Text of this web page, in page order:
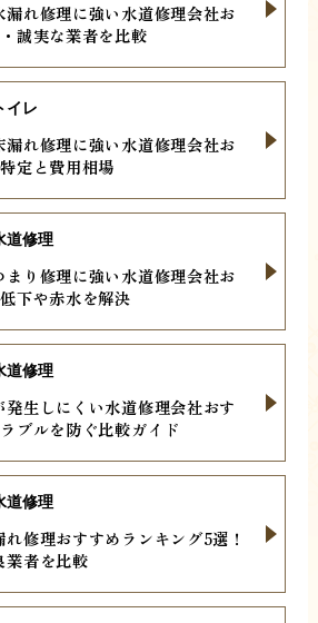
れ修理に強い水道修理会社お
誠実な業者を比較
れ修理に強い水道修理会社お
定と費用相場
イレ
り修理に強い水道修理会社お
下や赤水を解決
道修理
生しにくい水道修理会社おす
ブルを防ぐ比較ガイド
道修理
修理おすすめランキング5選！
業者を比較
道修理